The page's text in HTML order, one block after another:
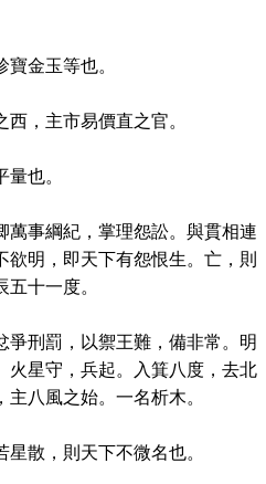
金玉等也。
，主市易價直之官。
也。
萬事綱紀，掌理怨訟。與貫相連
明，即天下有怨恨生。亡，則
十一度。
爭刑罰，以禦王難，備非常。明
火星守，兵起。入箕八度，去北
八風之始。一名析木。
散，則天下不微名也。